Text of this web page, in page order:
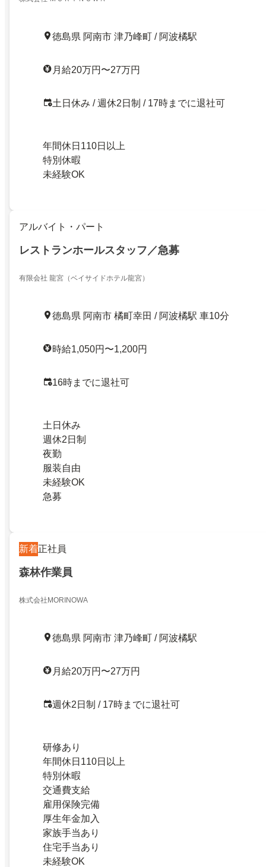
徳島県 阿南市 津乃峰町 / 阿波橘駅
月給20万円〜27万円
土日休み / 週休2日制 / 17時までに退社可
年間休日110日以上
特別休暇
未経験OK
アルバイト・パート
レストランホールスタッフ／急募
有限会社 龍宮（ベイサイドホテル龍宮）
徳島県 阿南市 橘町幸田 / 阿波橘駅 車10分
時給1,050円〜1,200円
16時までに退社可
土日休み
週休2日制
夜勤
服装自由
未経験OK
急募
新着正社員
森林作業員
株式会社MORINOWA
徳島県 阿南市 津乃峰町 / 阿波橘駅
月給20万円〜27万円
週休2日制 / 17時までに退社可
研修あり
年間休日110日以上
特別休暇
交通費支給
雇用保険完備
厚生年金加入
家族手当あり
住宅手当あり
未経験OK